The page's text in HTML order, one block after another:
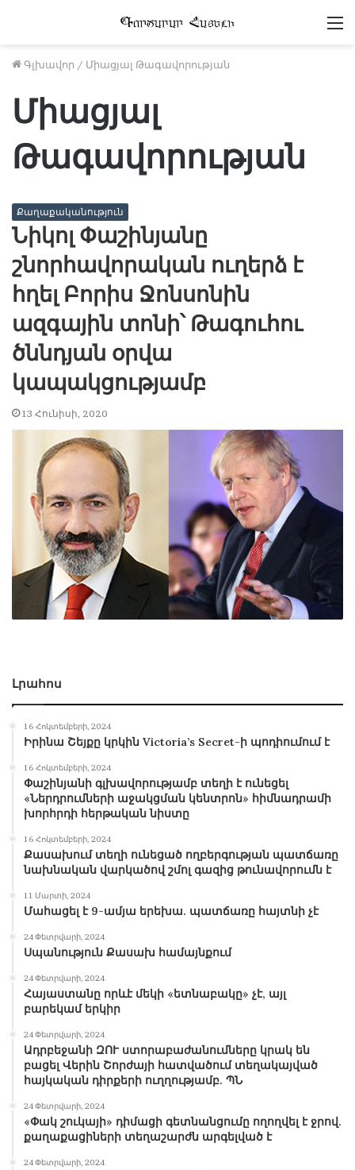
Գլխավոր / Միացյալ Թագավորության
Միացյալ
Թագավորության
Քաղաքականություն
Նիկոլ Փաշինյանը
շնորհավորական ուղերձ է
հղել Բորիս Ջոնսոնին
ազգային տոնի՝ Թագուհու
ծննդյան օրվա
կապակցությամբ
13 Հունիսի, 2020
Լրահոս
16 Հոկտեմբերի, 2024
Իրինա Շեյքը կրկին Victoria’s Secret-ի պոդիումում է
16 Հոկտեմբերի, 2024
Փաշինյանի գլխավորությամբ տեղի է ունեցել
«Ներդրումների աջակցման կենտրոն» հիմնադրամի
խորհրդի հերթական նիստը
16 Հոկտեմբերի, 2024
Քասախում տեղի ունեցած ողբերգության պատճառը
նախնական վարկածով շմոլ գազից թունավորումն է
11 Մարտի, 2024
Մահացել է 9-ամյա երեխա. պատճառը հայտնի չէ
24 Փետրվարի, 2024
Սպանություն Քասախ համայնքում
24 Փետրվարի, 2024
Հայաստանը որևէ մեկի «ետնաբակը» չէ, այլ
բարեկամ երկիր
24 Փետրվարի, 2024
Ադրբեջանի ԶՈՒ ստորաբաժանումները կրակ են
բացել Վերին Շորժայի հատվածում տեղակայված
հայկական դիրքերի ուղղությամբ. ՊՆ
24 Փետրվարի, 2024
«Փակ շուկայի» դիմացի գետնանցումը ողողվել է ջրով.
քաղաքացիների տեղաշարժն արգելված է
24 Փետրվարի, 2024